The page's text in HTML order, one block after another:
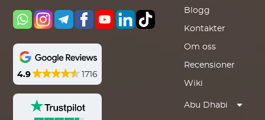
4.9 1716
Blogg
Kontakter
Om oss
Recensioner
Wiki
Abu Dhabi